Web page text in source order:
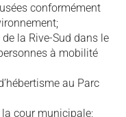
conformément
la Rive-Sud dans le
à mobilité
au Parc
la cour municipale;